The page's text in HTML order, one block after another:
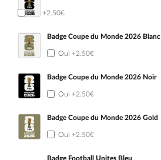
Oui +2.50€
Badge Coupe du Monde 2026 Blanc
Oui +2.50€
Badge Coupe du Monde 2026 Noir
Oui +2.50€
Badge Coupe du Monde 2026 Gold
Oui +2.50€
Badge Football Unites Bleu